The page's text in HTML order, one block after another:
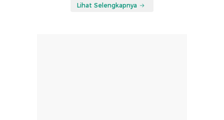
Lihat Selengkapnya